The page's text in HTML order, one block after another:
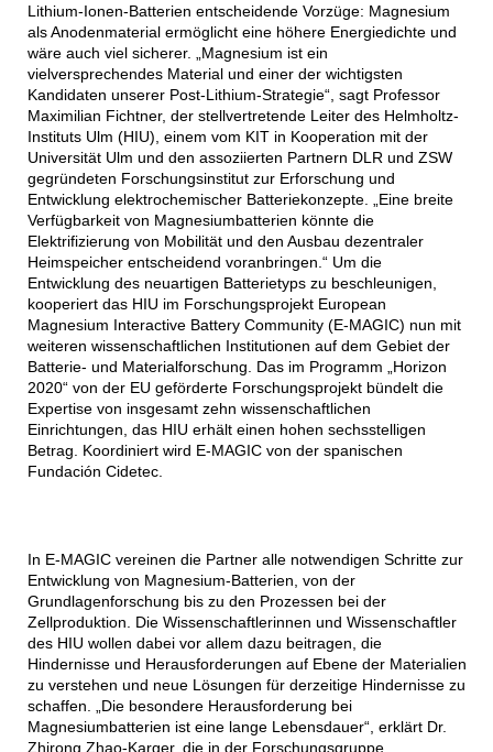
Lithium-Ionen-Batterien entscheidende Vorzüge: Magnesium
als Anodenmaterial ermöglicht eine höhere Energiedichte und
wäre auch viel sicherer. „Magnesium ist ein
vielversprechendes Material und einer der wichtigsten
Kandidaten unserer Post-Lithium-Strategie“, sagt Professor
Maximilian Fichtner, der stellvertretende Leiter des Helmholtz-
Instituts Ulm (HIU), einem vom KIT in Kooperation mit der
Universität Ulm und den assoziierten Partnern DLR und ZSW
gegründeten Forschungsinstitut zur Erforschung und
Entwicklung elektrochemischer Batteriekonzepte. „Eine breite
Verfügbarkeit von Magnesiumbatterien könnte die
Elektrifizierung von Mobilität und den Ausbau dezentraler
Heimspeicher entscheidend voranbringen.“ Um die
Entwicklung des neuartigen Batterietyps zu beschleunigen,
kooperiert das HIU im Forschungsprojekt European
Magnesium Interactive Battery Community (E-MAGIC) nun mit
weiteren wissenschaftlichen Institutionen auf dem Gebiet der
Batterie- und Materialforschung. Das im Programm „Horizon
2020“ von der EU geförderte Forschungsprojekt bündelt die
Expertise von insgesamt zehn wissenschaftlichen
Einrichtungen, das HIU erhält einen hohen sechsstelligen
Betrag. Koordiniert wird E-MAGIC von der spanischen
Fundación Cidetec.
In E-MAGIC vereinen die Partner alle notwendigen Schritte zur
Entwicklung von Magnesium-Batterien, von der
Grundlagenforschung bis zu den Prozessen bei der
Zellproduktion. Die Wissenschaftlerinnen und Wissenschaftler
des HIU wollen dabei vor allem dazu beitragen, die
Hindernisse und Herausforderungen auf Ebene der Materialien
zu verstehen und neue Lösungen für derzeitige Hindernisse zu
schaffen. „Die besondere Herausforderung bei
Magnesiumbatterien ist eine lange Lebensdauer“, erklärt Dr.
Zhirong Zhao-Karger, die in der Forschungsgruppe